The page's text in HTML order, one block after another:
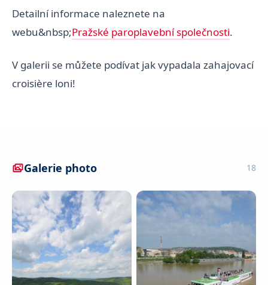
Detailní informace naleznete na
webu&nbsp;Pražské paroplavební společnosti.
V galerii se můžete podívat jak vypadala zahajovací
croisière loni!
Galerie photo 18